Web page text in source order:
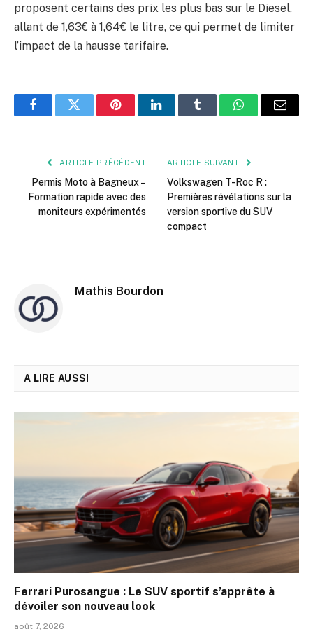
proposent certains des prix les plus bas sur le Diesel,
allant de 1,63€ à 1,64€ le litre, ce qui permet de limiter
l’impact de la hausse tarifaire.
FacebookTwitter PinterestLinkedInTumblr WhatsApp
E-
ARTICLE PRÉCÉDENT
Permis Moto à Bagneux –
Formation rapide avec des
moniteurs expérimentés
ARTICLE SUIVANT
Volkswagen T-Roc R :
Premières révélations sur la
version sportive du SUV
compact
Mathis Bourdon
A LIRE AUSSI
Ferrari Purosangue : Le SUV sportif s’apprête à
dévoiler son nouveau look
août 7, 2026